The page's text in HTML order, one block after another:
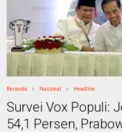
Beranda Nasional Headline
Survei Vox Populi:
54,1 Persen,